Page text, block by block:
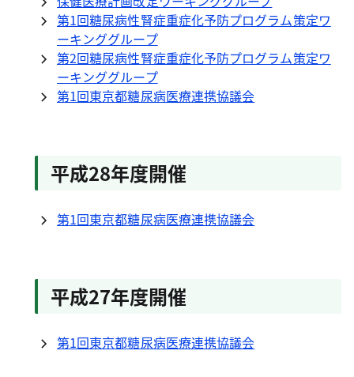
第1回糖尿病性腎症重症化予防プログラム策定ワ
ーキンググループ
第2回糖尿病性腎症重症化予防プログラム策定ワ
ーキンググループ
第1回東京都糖尿病医療連携協議会
平成28年度開催
第1回東京都糖尿病医療連携協議会
平成27年度開催
第1回東京都糖尿病医療連携協議会